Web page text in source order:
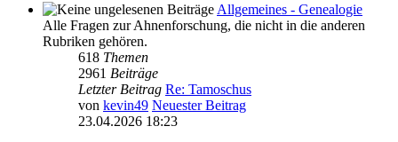
Allgemeines - Genealogie
Alle Fragen zur Ahnenforschung, die nicht in die anderen
Rubriken gehören.
618 Themen
2961 Beiträge
Letzter Beitrag Re: Tamoschus
von kevin49 Neuester Beitrag
23.04.2026 18:23